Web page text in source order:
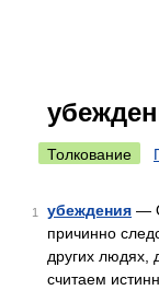
Толкование
1 убеждения —
причинно
других людях,
считаем